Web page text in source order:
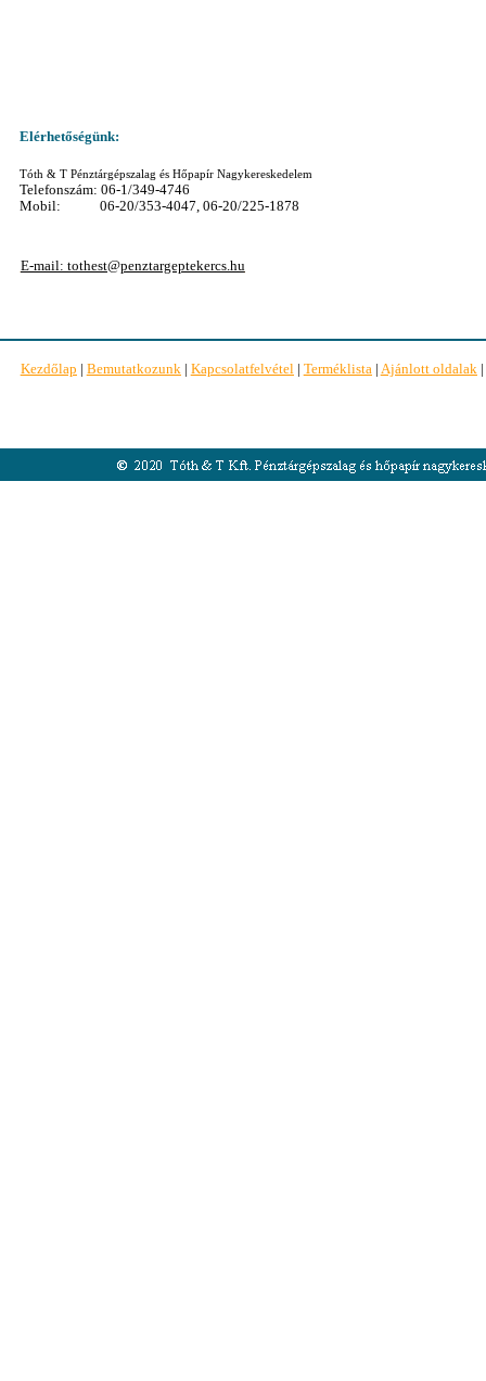
Kezdőlap | Bemutatkozunk | Kapcsolatfelvétel | Terméklista | Ajánlott oldalak |
Elérhetőségünk:
Tóth & T Pénztárgépszalag és Hőpapír Nagykereskedelem
Telefonszám: 06-1/349-4746
Mobil: 06-20/353-4047, 06-20/225-1878
E-mail: tothest@penztargeptekercs.hu